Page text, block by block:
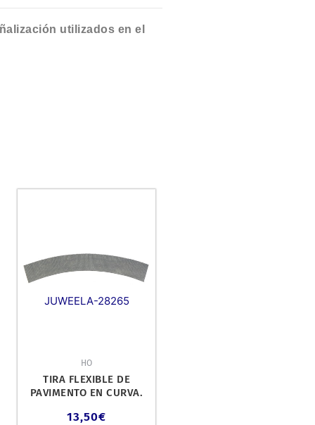
utilizados en el
JUWEELA-28265
HO
TIRA FLEXIBLE DE
PAVIMENTO EN CURVA.
13,50€